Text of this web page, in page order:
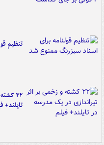
تنظیم
۲۲
تایلند+